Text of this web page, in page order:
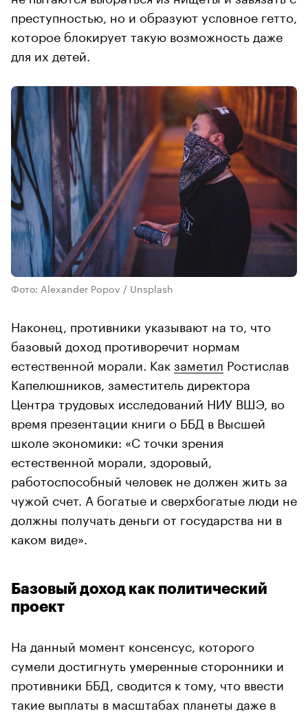
преступностью, но и образуют условное гетто,
которое блокирует такую возможность даже
для их детей.
Фото: Alexander Popov / Unsplash
Наконец, противники указывают на то, что
базовый доход противоречит нормам
естественной морали. Какзаметил Ростислав
Капелюшников, заместитель директора
Центра трудовых исследований НИУ ВШЭ, во
время презентации книги о ББД в Высшей
школе экономики: «С точки зрения
естественной морали, здоровый,
работоспособный человек не должен жить за
чужой счет. А богатые и сверхбогатые люди не
должны получать деньги от государства ни в
каком виде».
Базовый доход как политический
проект
На данный момент консенсус, которого
сумели достигнуть умеренные сторонники и
противники ББД, сводится к тому, что ввести
такие выплаты в масштабах планеты даже в